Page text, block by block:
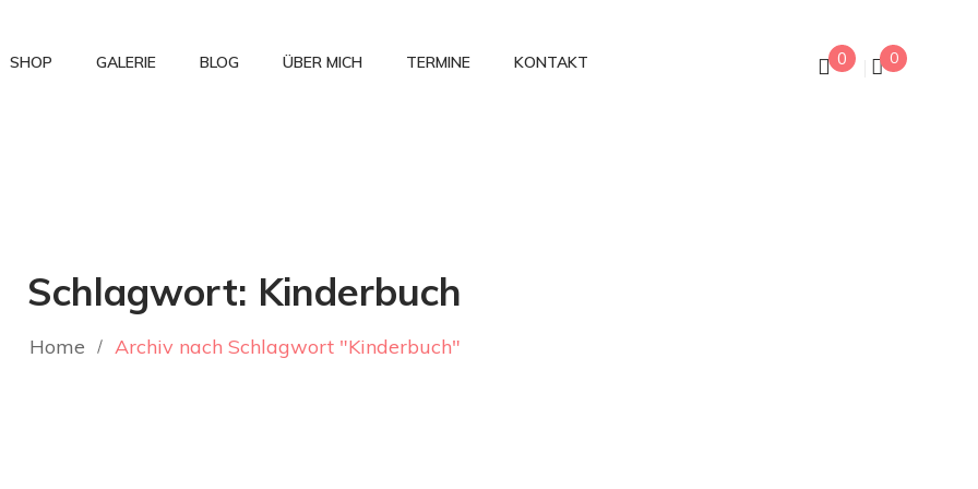
SHOP GALERIE BLOG ÜBER MICH TERMINE KONTAKT 0 0
Schlagwort: Kinderbuch
Home Archiv nach Schlagwort "Kinderbuch"